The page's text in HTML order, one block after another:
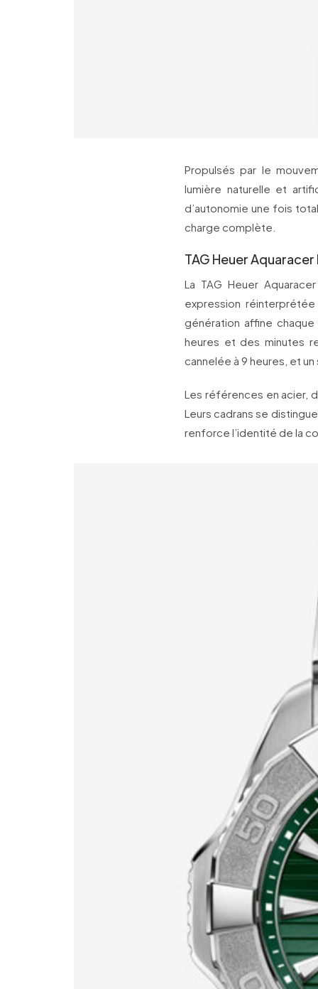
Propulsés par le
lumière naturelle et
d’autonomie une fois
charge complète.
TAG Heuer
La TAG Heuer
expression
génération affine
heures et des minutes
cannelée à 9 heures, et
Les références en acier,
Leurs cadrans se
renforce l’identité de la